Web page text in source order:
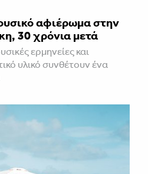
αφιέρωμα στην
30 χρόνια μετά
ερμηνείες και
υλικό συνθέτουν ένα